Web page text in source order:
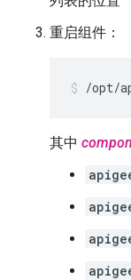
重启组件：
/opt/
其中